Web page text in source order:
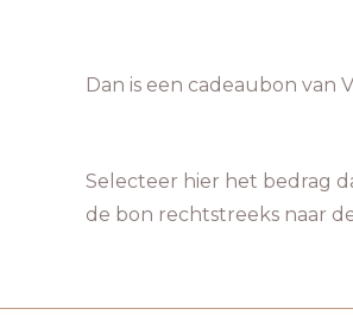
Dan is een cadeaubon van
Selecteer hier het bedrag
de bon rechtstreeks naar